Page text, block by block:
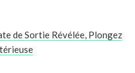
de Sortie Révélée, Plongez